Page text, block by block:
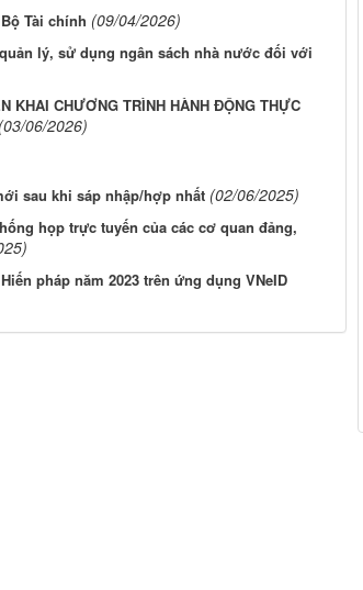
Tài chính (09/04/2026)
lý, sử dụng ngân sách nhà nước đối với
KHAI CHƯƠNG TRÌNH HÀNH ĐỘNG THỰC
(03/06/2026)
sau khi sáp nhập/hợp nhất (02/06/2025)
họp trực tuyến của các cơ quan đảng,
pháp năm 2023 trên ứng dụng VNeID